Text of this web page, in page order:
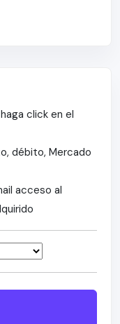
con
– Dra. Margarita
Dra. Margarita
Dra. Margarita
click en el
débito, Mercado
acceso al